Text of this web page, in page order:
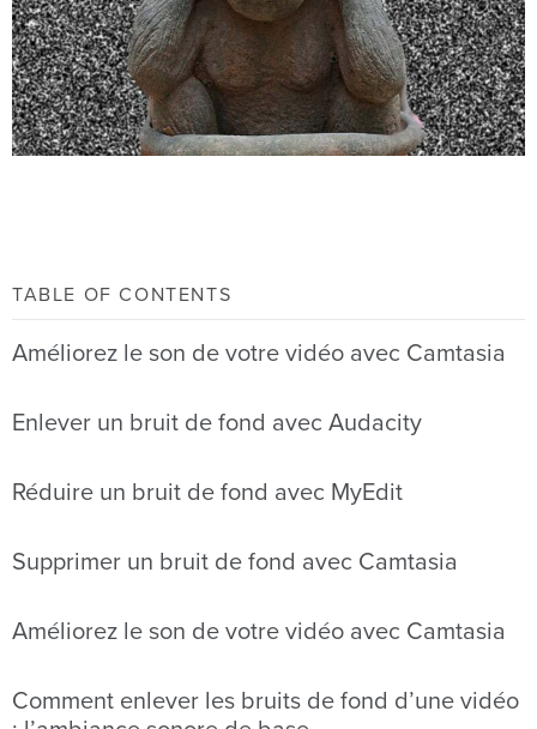
TABLE OF CONTENTS
Améliorez le son de votre vidéo avec Camtasia
Enlever un bruit de fond avec Audacity
Réduire un bruit de fond avec MyEdit
Supprimer un bruit de fond avec Camtasia
Améliorez le son de votre vidéo avec Camtasia
Comment enlever les bruits de fond d’une vidéo